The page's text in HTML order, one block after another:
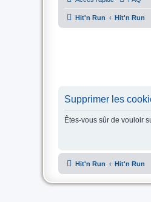
Hit'n Run Hit'n Run
Supprimer les
Êtes-vous sûr de vouloir
Hit'n Run Hit'n Run